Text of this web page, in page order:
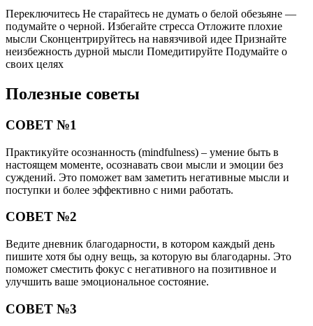
Переключитесь Не старайтесь не думать о белой обезьяне —
подумайте о черной. Избегайте стресса Отложите плохие
мысли Сконцентрируйтесь на навязчивой идее Признайте
неизбежность дурной мысли Помедитируйте Подумайте о
своих целях
Полезные советы
СОВЕТ №1
Практикуйте осознанность (mindfulness) – умение быть в
настоящем моменте, осознавать свои мысли и эмоции без
суждений. Это поможет вам заметить негативные мысли и
поступки и более эффективно с ними работать.
СОВЕТ №2
Ведите дневник благодарности, в котором каждый день
пишите хотя бы одну вещь, за которую вы благодарны. Это
поможет сместить фокус с негативного на позитивное и
улучшить ваше эмоциональное состояние.
СОВЕТ №3